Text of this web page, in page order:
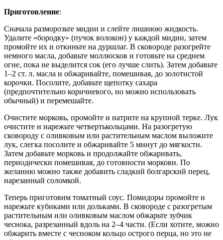
Приготовление:
Сначала разморозьте мидии и слейте лишнюю жидкость.
Удалите «бородку» (пучок волокон) у каждой мидии, затем
промойте их и откиньте на дуршлаг. В сковороде разогрейте
немного масла, добавьте моллюсков и готовьте на среднем
огне, пока не выделится сок (его лучше слить). Затем добавьте
1–2 ст. л. масла и обжаривайте, помешивая, до золотистой
корочки. Посолите, добавьте щепотку сахара
(предпочтительно коричневого, но можно использовать
обычный) и перемешайте.
Очистите морковь, промойте и натрите на крупной терке. Лук
очистите и нарежьте четвертькольцами. На разогретую
сковороду с оливковым или растительным маслом выложите
лук, слегка посолите и обжаривайте 5 минут до мягкости.
Затем добавьте морковь и продолжайте обжаривать,
периодически помешивая, до готовности моркови. По
желанию можно также добавить сладкий болгарский перец,
нарезанный соломкой.
Теперь приготовим томатный соус. Помидоры промойте и
нарежьте кубиками или дольками. В сковороде с разогретым
растительным или оливковым маслом обжарьте зубчик
чеснока, разрезанный вдоль на 2–4 части. (Если хотите, можно
обжарить вместе с чесноком кольцо острого перца, но это не